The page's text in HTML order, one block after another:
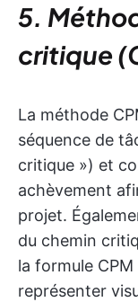
5.
critique
La méthode
séquence de
critique ») et
achèvement
projet.
du chemin
la formule
représenter